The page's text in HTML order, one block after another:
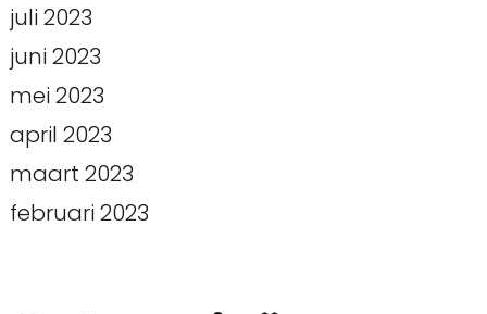
juli 2023
juni 2023
mei 2023
april 2023
maart 2023
februari 2023